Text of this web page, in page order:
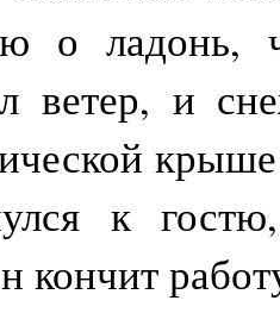
о ладонь,
ветер, и
к
кончит